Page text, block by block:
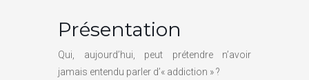
Présentation
Qui, aujourd’hui, peut prétendre n’avoir
jamais entendu parler d’« addiction » ?